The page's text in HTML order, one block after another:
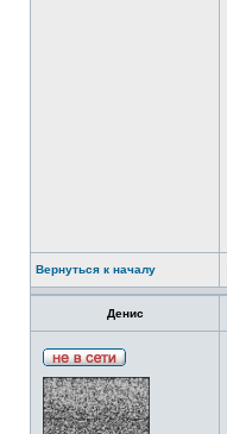
Вернуться к началу
Денис